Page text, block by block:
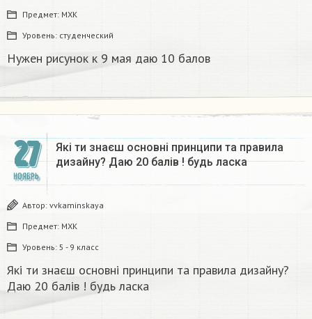
Предмет: МХК
Уровень: студенческий
Нужен рисунок к 9 мая даю 10 балов​
27
НОЯБРЬ
Які ти знаєш основні принципи та правила
дизайну? Даю 20 балів ! будь ласка ​
Автор: vvkaminskaya
Предмет: МХК
Уровень: 5 - 9 класс
Які ти знаєш основні принципи та правила дизайну?
Даю 20 балів ! будь ласка ​